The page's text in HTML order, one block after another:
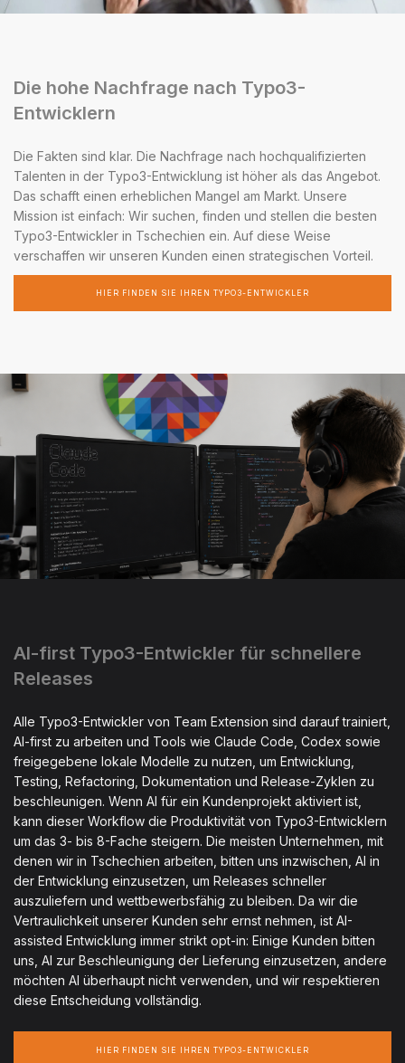
Die hohe Nachfrage nach Typo3-
Entwicklern
Die Fakten sind klar. Die Nachfrage nach hochqualifizierten
Talenten in der Typo3-Entwicklung ist höher als das Angebot.
Das schafft einen erheblichen Mangel am Markt. Unsere
Mission ist einfach: Wir suchen, finden und stellen die besten
Typo3-Entwickler in Tschechien ein. Auf diese Weise
verschaffen wir unseren Kunden einen strategischen Vorteil.
HIER FINDEN SIE IHREN TYPO3-ENTWICKLER
AI-first Typo3-Entwickler für schnellere
Releases
Alle Typo3-Entwickler von Team Extension sind darauf trainiert,
AI-first zu arbeiten und Tools wie Claude Code, Codex sowie
freigegebene lokale Modelle zu nutzen, um Entwicklung,
Testing, Refactoring, Dokumentation und Release-Zyklen zu
beschleunigen. Wenn AI für ein Kundenprojekt aktiviert ist,
kann dieser Workflow die Produktivität von Typo3-Entwicklern
um das 3- bis 8-Fache steigern. Die meisten Unternehmen, mit
denen wir in Tschechien arbeiten, bitten uns inzwischen, AI in
der Entwicklung einzusetzen, um Releases schneller
auszuliefern und wettbewerbsfähig zu bleiben. Da wir die
Vertraulichkeit unserer Kunden sehr ernst nehmen, ist AI-
assisted Entwicklung immer strikt opt-in: Einige Kunden bitten
uns, AI zur Beschleunigung der Lieferung einzusetzen, andere
möchten AI überhaupt nicht verwenden, und wir respektieren
diese Entscheidung vollständig.
HIER FINDEN SIE IHREN TYPO3-ENTWICKLER